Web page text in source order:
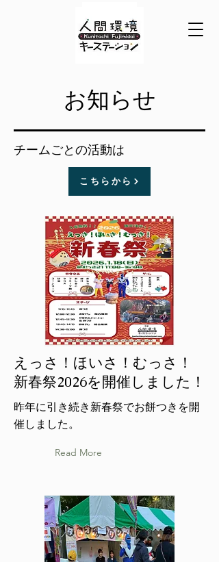
​お知らせ
チームごとの活動は
こちらから
えっさ！ほいさ！むっさ！
新春祭2026を開催しました！
昨年に引き続き新春祭でお餅つきを開
催しました。
Read More